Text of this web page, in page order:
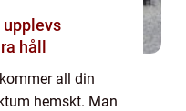
håll
all din
hemskt. Man